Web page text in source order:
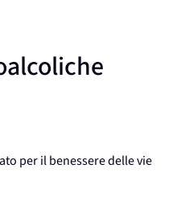
per il benessere delle vie